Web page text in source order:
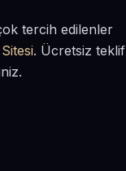
tercih edilenler
. Ücretsiz teklif